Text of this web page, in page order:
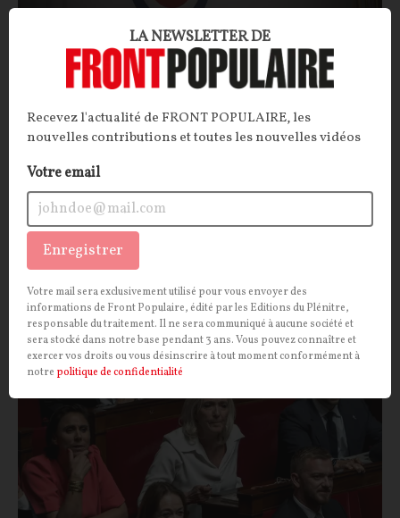
L'État de droit, ou la mort annoncée des États-
nations
CONTRIBUTION / OPINION.L'inconscient collectif a
fait de l'État de droit un incontournable pilier de la
démocratie et de ses valeurs. Une distorsion qui sert
de paravent à la dikastocratie, ou gouvernement des
juges.
Jean-Francois LECŒUVRE
OPINIONSPOLITIQUE
LA NEWSLETTER DE
Recevez l'actualité de FRONT POPULAIRE, les
nouvelles contributions et toutes les nouvelles vidéos
Votre email
Enregistrer
Votre mail sera exclusivement utilisé pour vous envoyer des
informations de Front Populaire, édité par les Editions du Plénitre,
responsable du traitement. Il ne sera communiqué à aucune société et
sera stocké dans notre base pendant 3 ans. Vous pouvez connaître et
exercer vos droits ou vous désinscrire à tout moment conformément à
notre politique de confidentialité